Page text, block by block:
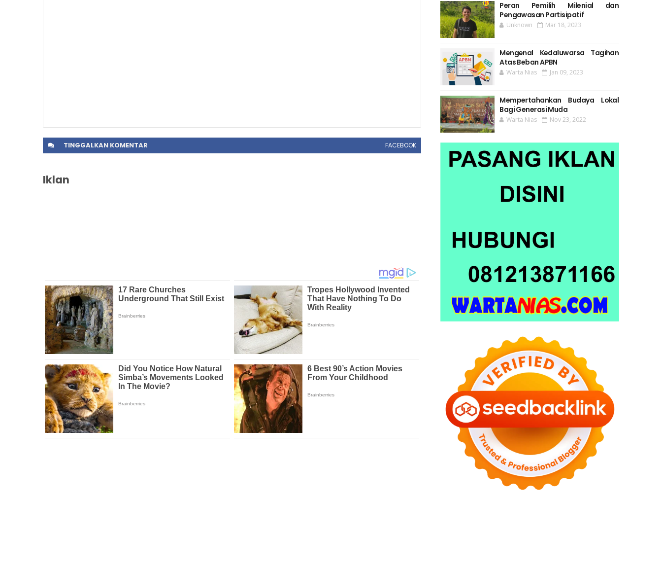
TINGGALKAN KOMENTAR FACEBOOK
Iklan
Peran Pemilih Milenial dan
Pengawasan Partisipatif
Unknown Mar 18, 2023
Mengenal Kedaluwarsa Tagihan
Atas Beban APBN
Warta Nias Jan 09, 2023
Mempertahankan Budaya Lokal
Bagi Generasi Muda
Warta Nias Nov 23, 2022